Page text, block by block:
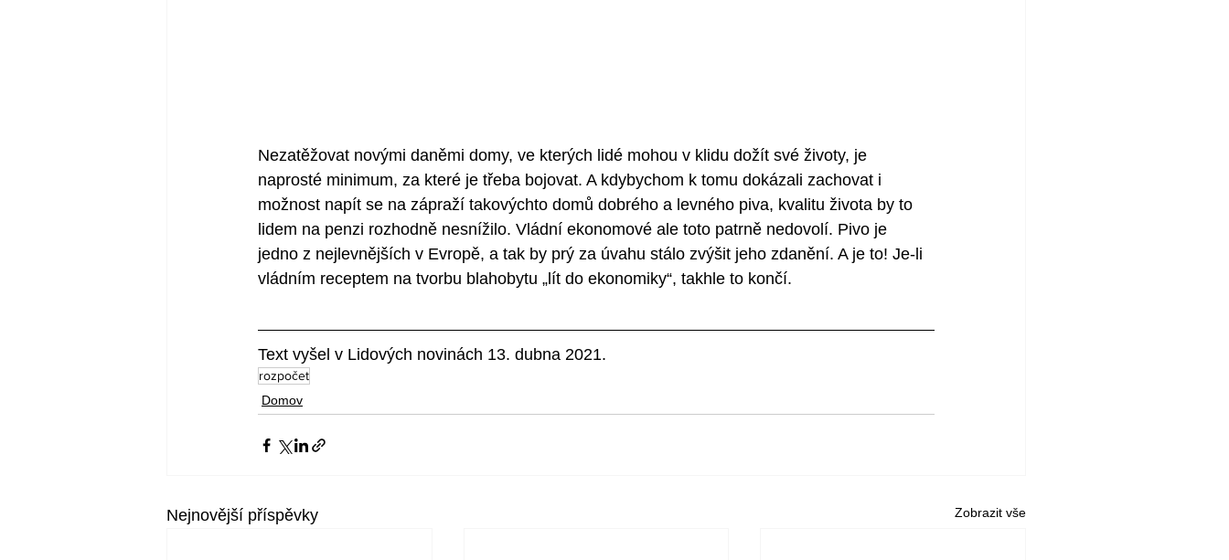
Nezatěžovat novými daněmi domy, ve kterých lidé mohou v klidu dožít své životy, je
naprosté minimum, za které je třeba bojovat. A kdybychom k tomu dokázali zachovat i
možnost napít se na zápraží takovýchto domů dobrého a levného piva, kvalitu života by to
lidem na penzi rozhodně nesnížilo. Vládní ekonomové ale toto patrně nedovolí. Pivo je
jedno z nejlevnějších v Evropě, a tak by prý za úvahu stálo zvýšit jeho zdanění. A je to! Je-li
vládním receptem na tvorbu blahobytu „lít do ekonomiky“, takhle to končí.
Text vyšel v Lidových novinách 13. dubna 2021.
rozpočet
Domov
Nejnovější příspěvky Zobrazit vše